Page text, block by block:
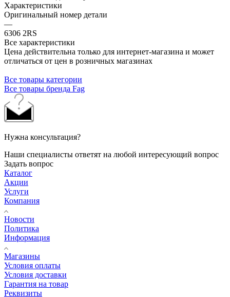
Характеристики
Оригинальный номер детали
—
6306 2RS
Все характеристики
Цена действительна только для интернет-магазина и может
отличаться от цен в розничных магазинах
Все товары категории
Все товары бренда Fag
Нужна консультация?
Наши специалисты ответят на любой интересующий вопрос
Задать вопрос
Каталог
Акции
Услуги
Компания
Новости
Политика
Информация
Магазины
Условия оплаты
Условия доставки
Гарантия на товар
Реквизиты